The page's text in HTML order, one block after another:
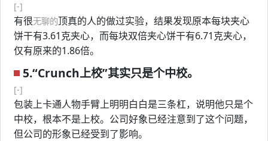
[-]
有很无聊的顶真的人的做过实验，结果发现原本每块夹心
饼干有3.61克夹心，而每块双倍夹心饼干有6.71克夹心，
仅有原来的1.86倍。
5.“Crunch上校”其实只是个中校。
[-]
包装上卡通人物手臂上明明白白是三条杠，说明他只是个
中校，根本不是上校。公司好象已经注意到了这个问题，
但公司的形象已经受到了影响。